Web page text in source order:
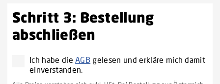
Schritt 3: Bestellung
abschließen
Ich habe dieAGB gelesen und erkläre mich damit
einverstanden.